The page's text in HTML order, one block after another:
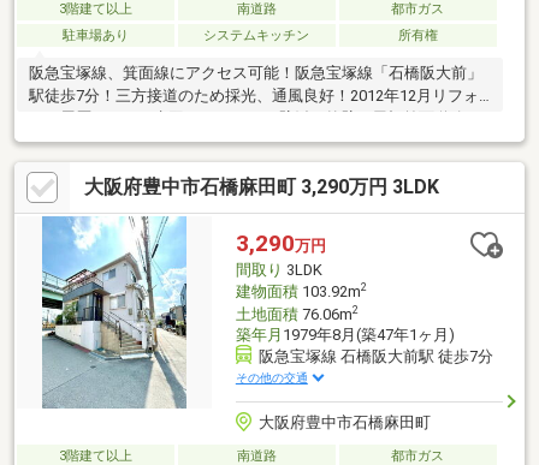
3階建て以上 南道路
都市ガス
駐車場あり
システムキッチン 所有権
阪急宝塚線、箕面線にアクセス可能！阪急宝塚線「石橋阪大前」
駅徒歩7分！三方接道のため採光、通風良好！2012年12月リフォ
広く、駐車しやすいです！即引き渡し可能！駅からの道のりはほ
ぼ平坦！シャッター付き車庫！約17帖のゆったり使えるLDK！ウ
ォークインクロゼットなど収納充実！／周辺施設＼・阪急オアシ
ス石橋店徒歩10分…800ｍ・食品館アプロ石橋店徒歩10分…800
ｍ・医療法人マックシール巽病院徒歩10分…800ｍ
大阪府豊中市石橋麻田町 3,290万円 3LDK
3,290万円
間取り 3LDK
建物面積103.92m2
土地面積76.06m2
築年月 1979年8月(築47年1ヶ月)
阪急宝塚線 石橋阪大前駅 徒歩7分
その他の交通
大阪府豊中市石橋麻田町
3階建て以上 南道路
都市ガス